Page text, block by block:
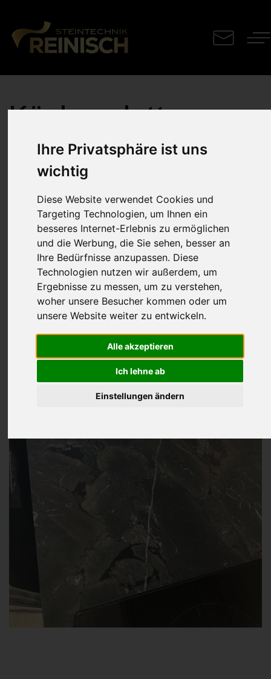
Ihre Privatsphäre ist uns
wichtig
Diese Website verwendet Cookies und
Targeting Technologien, um Ihnen ein
besseres Internet-Erlebnis zu ermöglichen
und die Werbung, die Sie sehen, besser an
Ihre Bedürfnisse anzupassen. Diese
Technologien nutzen wir außerdem, um
Ergebnisse zu messen, um zu verstehen,
woher unsere Besucher kommen oder um
unsere Website weiter zu entwickeln.
Alle akzeptieren
Ich lehne ab
Einstellungen ändern
Küchenplatte
Infinity
Arbeitsplatte mit einer unaufdringlichen schwarz-braun-
weiß Maßerung